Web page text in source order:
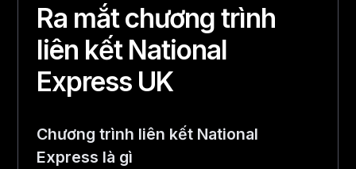
Ra mắt chương trình
liên kết National
Express UK
Chương trình liên kết National
Express là gì